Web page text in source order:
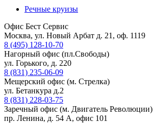
Речные круизы
Офис Бест Сервис
Москва, ул. Новый Арбат д. 21, оф. 1119
8 (495) 128-10-70
Нагорный офис (пл.Свободы)
ул. Горького, д. 220
8 (831) 235-06-09
Мещерский офис (м. Стрелка)
ул. Бетанкура д.2
8 (831) 228-03-75
Заречный офис (м. Двигатель Революции)
пр. Ленина, д. 54 А, офис 101